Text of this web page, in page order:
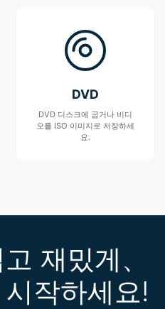
DVD
DVD 디스크에 굽거나 비디
오를 ISO 이미지로 저장하세
요.
재밌게、
작하세요!